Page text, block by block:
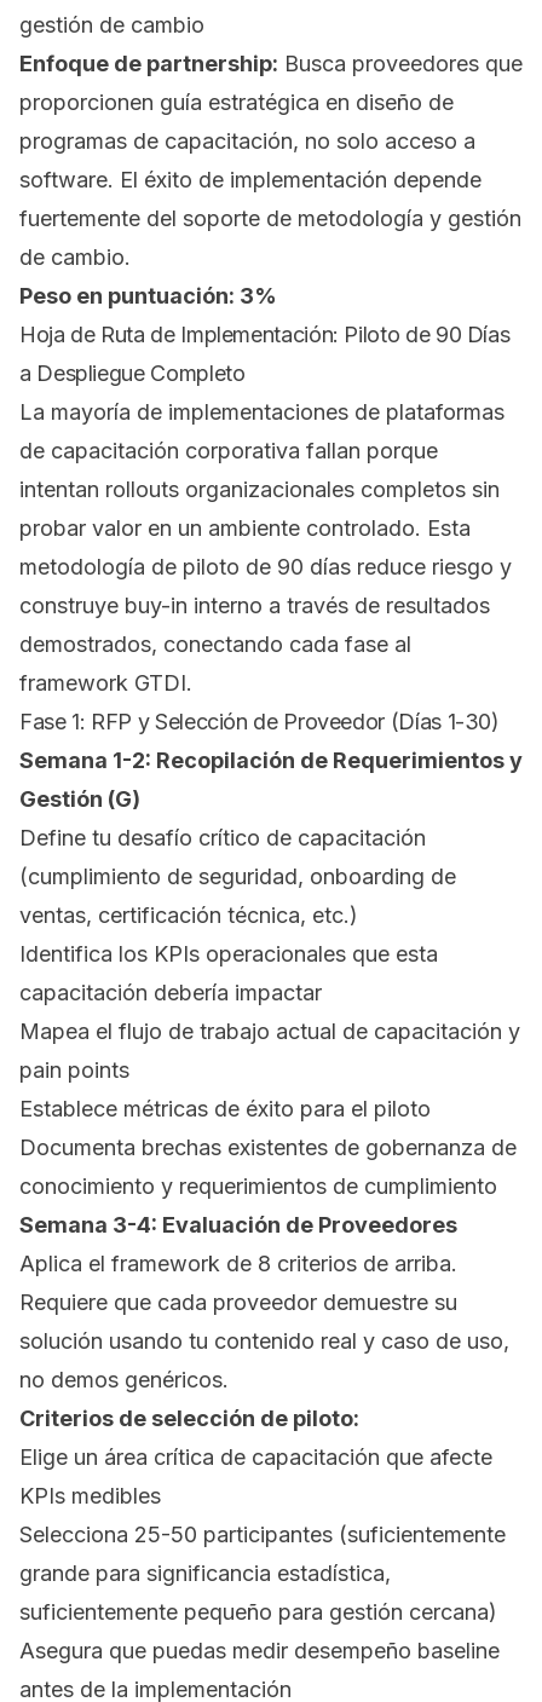
gestión de cambio
Enfoque de partnership: Busca proveedores que
proporcionen guía estratégica en diseño de
programas de capacitación, no solo acceso a
software. El éxito de implementación depende
fuertemente del soporte de metodología y gestión
de cambio.
Peso en puntuación: 3%
Hoja de Ruta de Implementación: Piloto de 90 Días
a Despliegue Completo
La mayoría de implementaciones de plataformas
de capacitación corporativa fallan porque
intentan rollouts organizacionales completos sin
probar valor en un ambiente controlado. Esta
metodología de piloto de 90 días reduce riesgo y
construye buy-in interno a través de resultados
demostrados, conectando cada fase al
framework GTDI.
Fase 1: RFP y Selección de Proveedor (Días 1-30)
Semana 1-2: Recopilación de Requerimientos y
Gestión (G)
Define tu desafío crítico de capacitación
(cumplimiento de seguridad, onboarding de
ventas, certificación técnica, etc.)
Identifica los KPIs operacionales que esta
capacitación debería impactar
Mapea el flujo de trabajo actual de capacitación y
pain points
Establece métricas de éxito para el piloto
Documenta brechas existentes de gobernanza de
conocimiento y requerimientos de cumplimiento
Semana 3-4: Evaluación de Proveedores
Aplica el framework de 8 criterios de arriba.
Requiere que cada proveedor demuestre su
solución usando tu contenido real y caso de uso,
no demos genéricos.
Criterios de selección de piloto:
Elige un área crítica de capacitación que afecte
KPIs medibles
Selecciona 25-50 participantes (suficientemente
grande para significancia estadística,
suficientemente pequeño para gestión cercana)
Asegura que puedas medir desempeño baseline
antes de la implementación